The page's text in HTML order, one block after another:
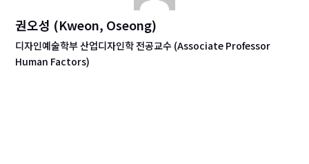
권오성 (Kweon, Oseong)
디자인예술학부 산업디자인학 전공교수 (Associate Professor
Human Factors)